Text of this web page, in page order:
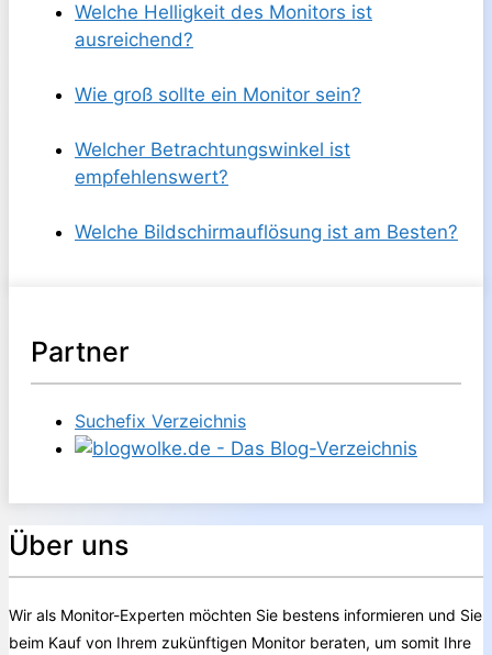
Welche Helligkeit des Monitors ist
ausreichend?
Wie groß sollte ein Monitor sein?
Welcher Betrachtungswinkel ist
empfehlenswert?
Welche Bildschirmauflösung ist am Besten?
Partner
Suchefix Verzeichnis
Über uns
Wir als Monitor-Experten möchten Sie bestens informieren und Sie
beim Kauf von Ihrem zukünftigen Monitor beraten, um somit Ihre